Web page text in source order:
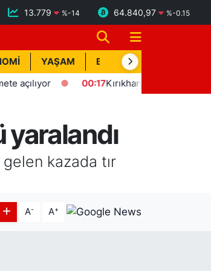
13.779 %-14 64.840,97 %-0.15
YAŞAM BİK İLAN
00:17 Kırıkhan'da trafik kazası: 1
kazada tır
A- A+